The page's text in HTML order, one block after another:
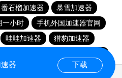
番石榴加速器
暴雪加速器
一小时
手机外国加速器官网
哇哇加速器
猎豹加速器
器 下载